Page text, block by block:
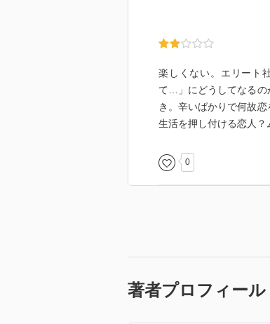
楽しくない。エリート
て…」にどうしてなるの
き。辛いばかりで何故
生活を押し付ける恋人
0
著者プロフィール